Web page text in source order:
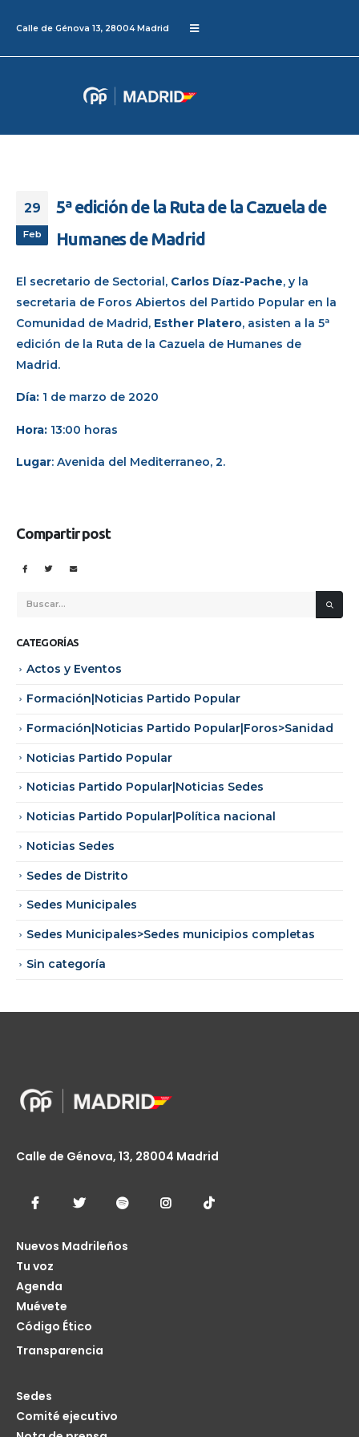
Calle de Génova 13, 28004 Madrid
29
Feb
5ª edición de la Ruta de la Cazuela de
Humanes de Madrid
El secretario de Sectorial, Carlos Díaz-Pache, y la
secretaria de Foros Abiertos del Partido Popular en la
Comunidad de Madrid, Esther Platero, asisten a la 5ª
edición de la Ruta de la Cazuela de Humanes de
Madrid.
Día: 1 de marzo de 2020
Hora: 13:00 horas
Lugar: Avenida del Mediterraneo, 2.
Compartir post
CATEGORÍAS
Actos y Eventos
Formación|Noticias Partido Popular
Formación|Noticias Partido Popular|Foros>Sanidad
Noticias Partido Popular
Noticias Partido Popular|Noticias Sedes
Noticias Partido Popular|Política nacional
Noticias Sedes
Sedes de Distrito
Sedes Municipales
Sedes Municipales>Sedes municipios completas
Sin categoría
Calle de Génova, 13, 28004 Madrid
Nuevos Madrileños
Tu voz
Agenda
Muévete
Código Ético
Transparencia
Sedes
Comité ejecutivo